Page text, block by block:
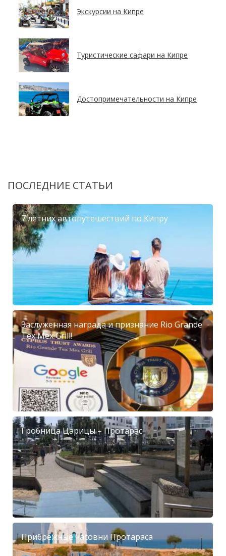
Экскурсии на Кипре
Туристические сафари на Кипре
Достопримечательности на Кипре
ПОСЛЕДНИЕ СТАТЬИ
7 летних автопутешествий по Кипру
Заслуженная награда и признание Rio Grande
Tex Mex Grill!
Гробница Царицы – Протарас
Прибрежные часовни Протараса